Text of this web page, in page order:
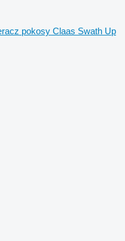
pokosy Claas Swath Up